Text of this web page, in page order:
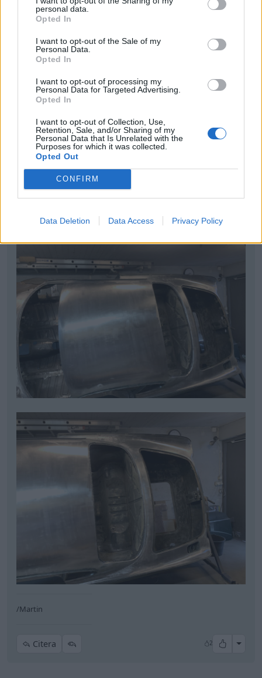
personal data.
Opted In
I want to opt-out of the Sale of my
Personal Data.
Opted In
I want to opt-out of processing my
Personal Data for Targeted Advertising.
Opted In
I want to opt-out of Collection, Use,
Retention, Sale, and/or Sharing of my
Personal Data that Is Unrelated with the
Purposes for which it was collected.
Opted Out
CONFIRM
Data Deletion Data Access Privacy Policy
/Martin
Citera 2 All